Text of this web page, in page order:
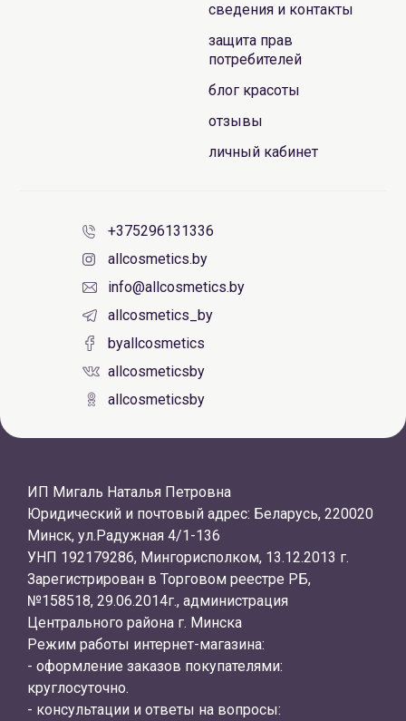
сведения и контакты
защита прав
потребителей
блог красоты
отзывы
личный кабинет
+375296131336
allcosmetics.by
info@allcosmetics.by
allcosmetics_by
byallcosmetics
allcosmeticsby
allcosmeticsby
ИП Мигаль Наталья Петровна
Юридический и почтовый адрес: Беларусь, 220020
Минск, ул.Радужная 4/1-136
УНП 192179286, Мингорисполком, 13.12.2013 г.
Зарегистрирован в Торговом реестре РБ,
№158518, 29.06.2014г., администрация
Центрального района г. Минска
Режим работы интернет-магазина:
- оформление заказов покупателями:
круглосуточно.
- консультации и ответы на вопросы: